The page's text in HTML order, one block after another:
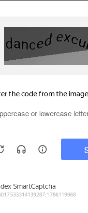
до -50%
промокоду
до -70%